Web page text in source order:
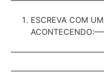
ESCREVA COM